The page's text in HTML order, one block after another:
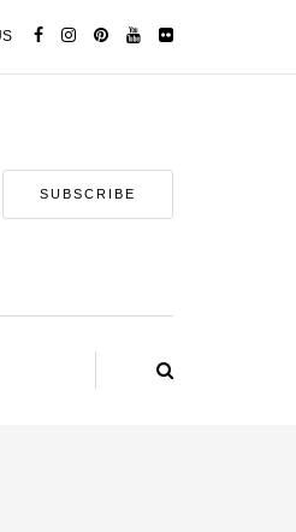
SUBSCRIBE